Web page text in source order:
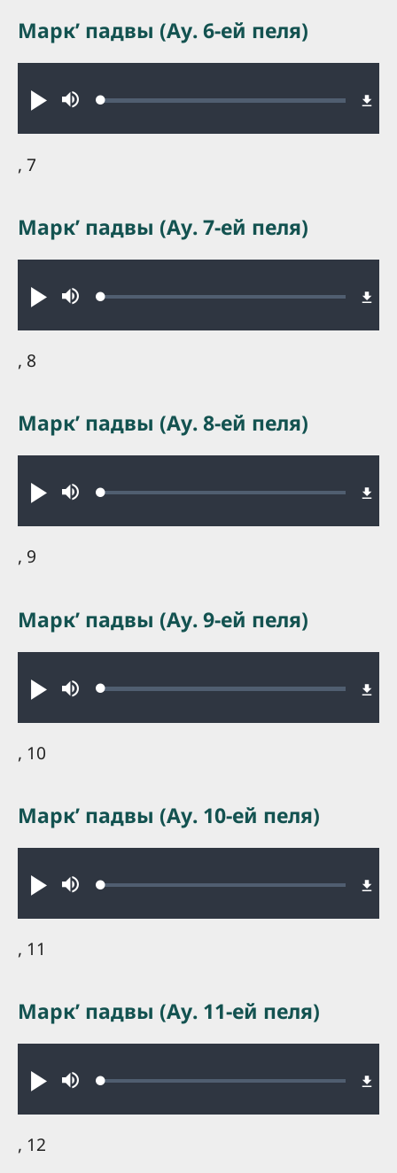
Play MuteLoaded:
Маркʼ падвы (Ау. 6-ей пеля)
, 7
Play MuteLoaded:
Маркʼ падвы (Ау. 7-ей пеля)
, 8
Play MuteLoaded:
Маркʼ падвы (Ау. 8-ей пеля)
, 9
Play MuteLoaded:
Маркʼ падвы (Ау. 9-ей пеля)
, 10
Play MuteLoaded:
Маркʼ падвы (Ау. 10-ей пеля)
, 11
Play MuteLoaded:
Маркʼ падвы (Ау. 11-ей пеля)
, 12